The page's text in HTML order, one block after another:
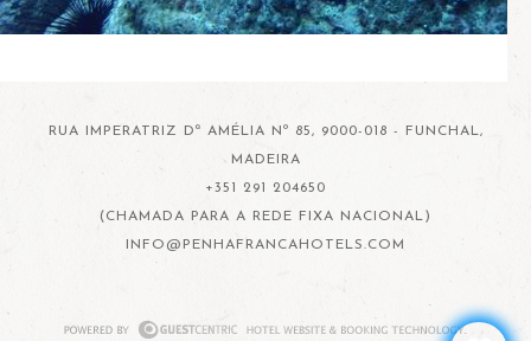
RUA IMPERATRIZ Dª AMÉLIA Nº 85, 9000-018 - FUNCHAL,
MADEIRA
+351 291 204650
(CHAMADA PARA A REDE FIXA NACIONAL)
INFO@PENHAFRANCAHOTELS.COM